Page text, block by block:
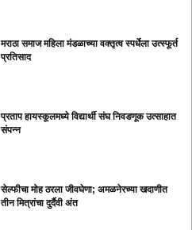
मराठा समाज महिला मंडळाच्या वक्तृत्व स्पर्धेला उत्स्फूर्त
प्रतिसाद
प्रताप हायस्कूलमध्ये विद्यार्थी संघ निवडणूक उत्साहात
संपन्न
सेल्फीचा मोह ठरला जीवघेणा; अमळनेरच्या खदाणीत
तीन मित्रांचा दुर्दैवी अंत